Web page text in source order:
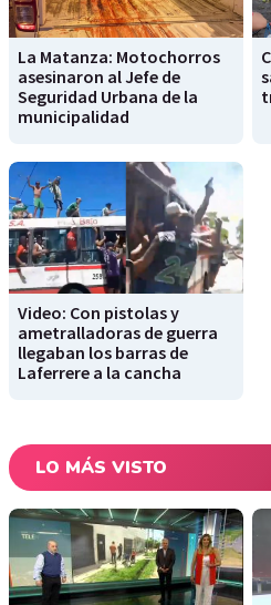
La Matanza: Motochorros
asesinaron al Jefe de
Seguridad Urbana de la
municipalidad
Video: Con pistolas y
ametralladoras de guerra
llegaban los barras de
Laferrere a la cancha
LO MÁS VISTO